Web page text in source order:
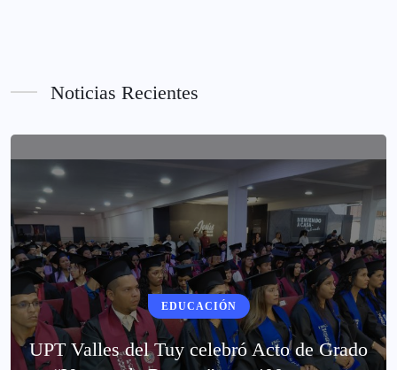
Noticias Recientes
EDUCACIÓN
UPT Valles del Tuy celebró Acto de Grado